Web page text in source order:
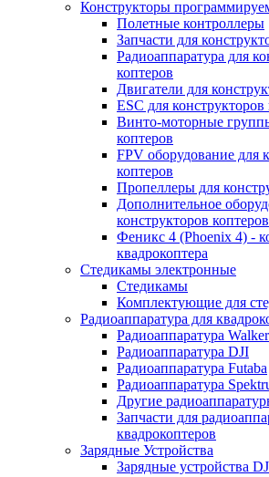
Конструкторы
Полетные контроллеры
Запчасти для
Радиоаппаратура для
коптеров
Двигатели для
ESC для конструкторов
Винто-моторные
коптеров
FPV оборудование для
коптеров
Пропеллеры для
Дополнительное
конструкторов коптеров
Феникс 4 (Phoenix 4) -
квадрокоптера
Cтедикамы электронные
Стедикамы
Комплектующие для
Радиоаппаратура для
Радиоаппаратура
Радиоаппаратура DJI
Радиоаппаратура Futaba
Радиоаппаратура
Другие
Запчасти для
квадрокоптеров
Зарядные Устройства
Зарядные устройства